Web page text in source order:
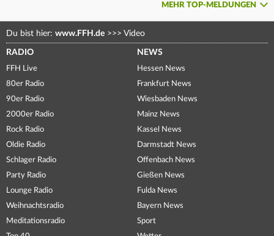
MEHR TOP-MELDUNGEN
Du bist hier: www.FFH.de >>> Video
RADIO
FFH Live
80er Radio
90er Radio
2000er Radio
Rock Radio
Oldie Radio
Schlager Radio
Party Radio
Lounge Radio
Weihnachtsradio
Meditationsradio
NEWS
Hessen News
Frankfurt News
Wiesbaden News
Mainz News
Kassel News
Darmstadt News
Offenbach News
Gießen News
Fulda News
Bayern News
Sport